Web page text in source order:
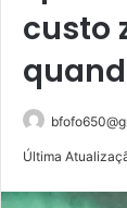
custo
Última